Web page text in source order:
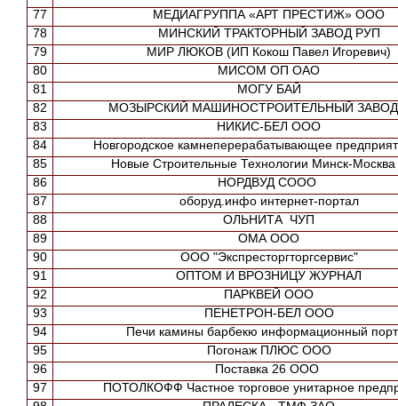
77
МЕДИАГРУППА «АРТ ПРЕСТИЖ» ООО
78
МИНСКИЙ ТРАКТОРНЫЙ ЗАВОД РУП
79
МИР ЛЮКОВ (ИП Кокош Павел Игоревич)
80
МИСОМ ОП ОАО
81
МОГУ БАЙ
82
МОЗЫРСКИЙ МАШИНОСТРОИТЕЛЬНЫЙ
83
НИКИС-БЕЛ ООО
84
Новгородское камнеперерабатывающее
85
Новые Строительные Технологии Минск-
86
НОРДВУД СООО
87
оборуд.инфо интернет-портал
88
ОЛЬНИТА ЧУП
89
ОМА ООО
90
ООО "Экспресторгторгсервис"
91
ОПТОМ И ВРОЗНИЦУ ЖУРНАЛ
92
ПАРКВЕЙ ООО
93
ПЕНЕТРОН-БЕЛ ООО
94
Печи камины барбекю информационный
95
Погонаж ПЛЮС ООО
96
Поставка 26 ООО
97
ПОТОЛКОФФ Частное торговое унитарное